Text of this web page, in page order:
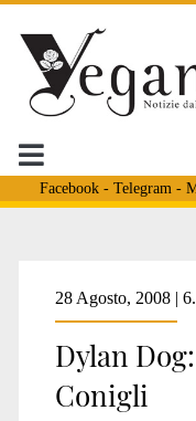
Facebook- Telegram -
28 Agosto, 2008 |
Dylan
Conigli